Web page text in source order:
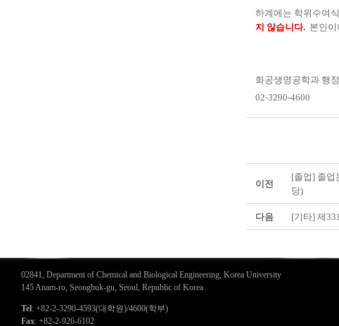
하계에는 학위수여
지 않습니다. 본인
화공생명공학과 행
02-3290-4600
이전
[졸업] 졸업
당)
다음 [기타] 제
02841, Department of Chemical and Biological Engineering, Korea University
145 Anam-ro, Seongbuk-gu, Seoul, Republic of Korea
Tel: +82-2-3290-4593(대학원)/4600(학부)
Fax: +82-2-926-6102